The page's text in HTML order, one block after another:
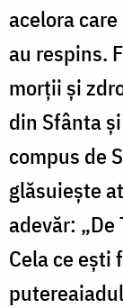
acelora
au respins.
morții și
din Sfânta
compus de
glăsuiește
adevăr:
Cela ce ești